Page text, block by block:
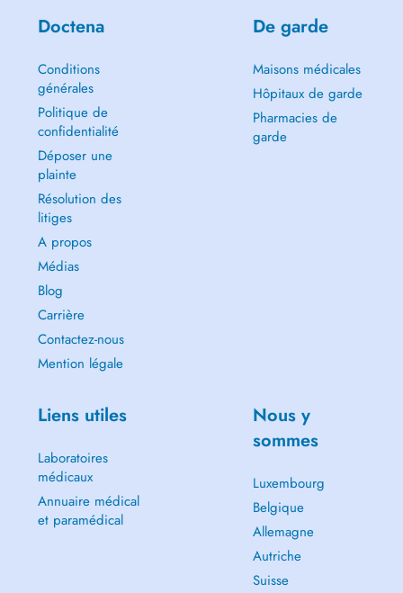
Doctena
Conditions
générales
Politique de
confidentialité
Déposer une
plainte
Résolution des
litiges
A propos
Médias
Blog
Carrière
Contactez-nous
Mention légale
De garde
Maisons médicales
Hôpitaux de garde
Pharmacies de
garde
Liens utiles
Laboratoires
médicaux
Annuaire médical
et paramédical
Nous y
sommes
Luxembourg
Belgique
Allemagne
Autriche
Suisse